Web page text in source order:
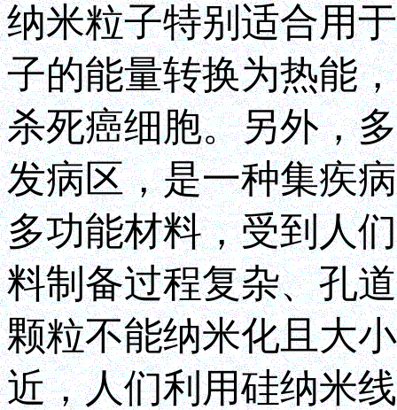
纳米粒子特别适合用
子的能量转换为热能
杀死癌细胞。另外，
发病区，是一种集疾
多功能材料，受到人
料制备过程复杂、孔
颗粒不能纳米化且大
近，人们利用硅纳米